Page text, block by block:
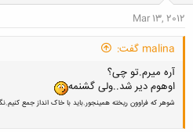
Mar 13, 2012
malina گفت:
آره میرم.تو چی؟
اوهوم دیر شد..ولی گشنمه
شوهر که فراوون ریخته همینجور.باید با خاک انداز جمع